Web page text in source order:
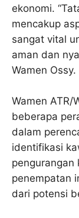
ekonomi.
mencakup
sangat vital
aman dan
Wamen Ossy.
Wamen ATR/
beberapa
dalam
identifikasi
pengurangan
penempatan
dari potensi